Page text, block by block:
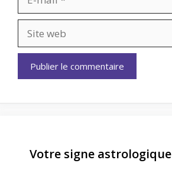
mail
web
Votre signe astrologique